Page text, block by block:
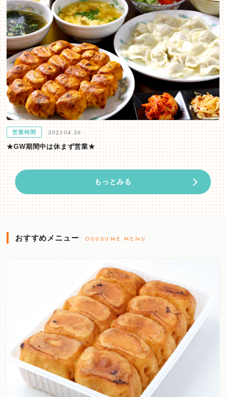
営業時間 2023.04.26
★GW期間中は休まず営業★
もっとみる
おすすめメニュー OSUSUME MENU